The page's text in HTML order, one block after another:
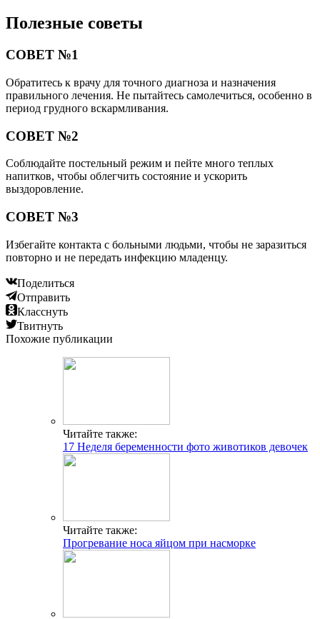
Полезные советы
СОВЕТ №1
Обратитесь к врачу для точного диагноза и назначения
правильного лечения. Не пытайтесь самолечиться, особенно в
период грудного вскармливания.
СОВЕТ №2
Соблюдайте постельный режим и пейте много теплых
напитков, чтобы облегчить состояние и ускорить
выздоровление.
СОВЕТ №3
Избегайте контакта с больными людьми, чтобы не заразиться
повторно и не передать инфекцию младенцу.
Поделиться
Отправить
Класснуть
Твитнуть
Похожие публикации
Читайте также:
17 Неделя беременности фото животиков девочек
Читайте также:
Прогревание носа яйцом при насморке